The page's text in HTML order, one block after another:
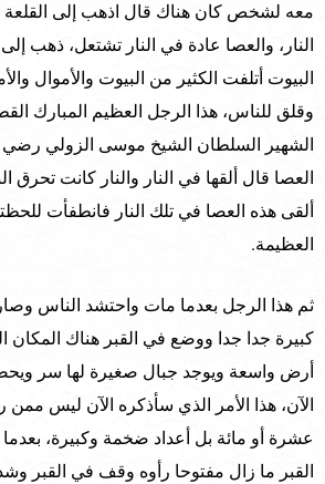
معه لشخص كان هناك قال اذهب إلى القلعة
النار، والعصا عادة في النار تشتعل، ذهب إلى
البيوت أتلفت الكثير من البيوت والأموال
وقلق للناس، هذا الرجل العظيم المبارك
الشهير السلطان الشيخ موسى الزولي رضي
العصا قال ألقها في النار والنار كانت تحرق
ألقى هذه العصا في تلك النار فانطفأت
العظيمة.
ثم هذا الرجل بعدما مات واحتشد الناس
كبيرة جدا جدا ووضع في القبر هناك المكان
أرض واسعة ويوجد جبال صغيرة لها سر
الآن، هذا الأمر الذي سأذكره الآن ليس ممن
عشرة أو مائة بل أعداد ضخمة وكبيرة،
القبر ما زال مفتوحا رأوه وقف في القبر